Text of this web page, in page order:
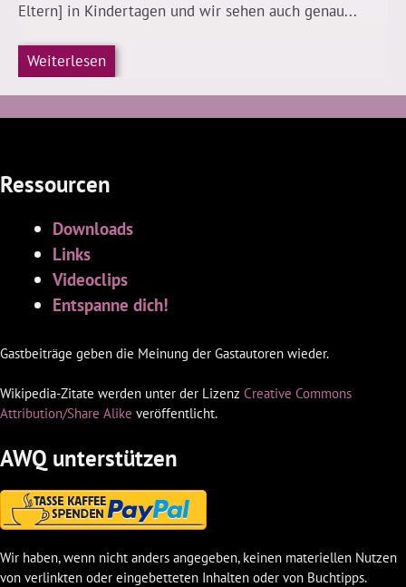
Eltern] in Kindertagen und wir sehen auch genau...
Weiterlesen
Ressourcen
Downloads
Links
Videoclips
Entspanne dich!
Gastbeiträge geben die Meinung der Gastautoren wieder.
Wikipedia-Zitate werden unter der Lizenz Creative Commons
Attribution/Share Alike veröffentlicht.
AWQ unterstützen
Wir haben, wenn nicht anders angegeben, keinen materiellen Nutzen
von verlinkten oder eingebetteten Inhalten oder von Buchtipps.